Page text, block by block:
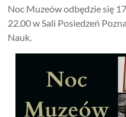
Noc Muzeów odbędzie się
22.00 w Sali Posiedzeń
Nauk.